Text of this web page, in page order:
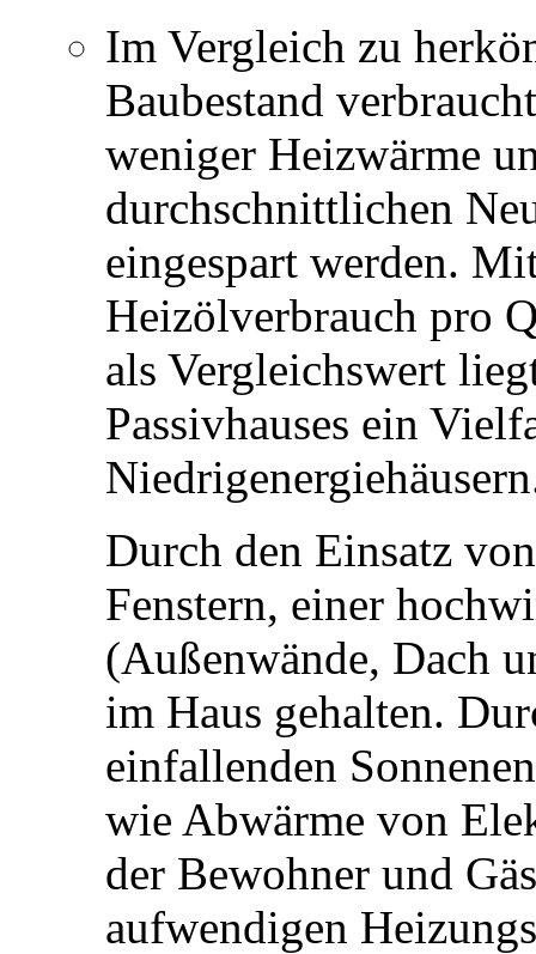
Im Vergleich zu
Baubestand
weniger Heizwärme
durchschnittlichen
eingespart werden.
Heizölverbrauch pro
als Vergleichswert
Passivhauses ein
Durch den Einsatz
Fenstern, einer
(Außenwände, Dach
im Haus gehalten.
einfallenden
wie Abwärme von
der Bewohner und
aufwendigen